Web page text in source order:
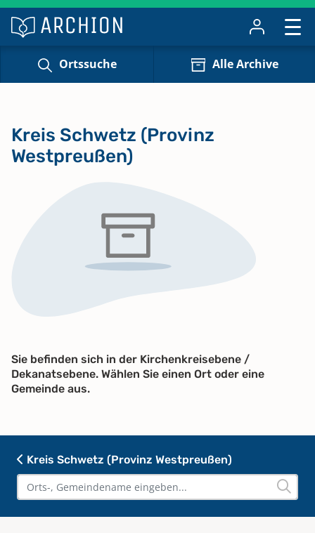
Ortssuche Alle Archive
Kreis Schwetz (Provinz Westpreußen)
Kreis Schwetz (Provinz
Westpreußen)
Sie befinden sich in der Kirchenkreisebene /
Dekanatsebene. Wählen Sie einen Ort oder eine
Gemeinde aus.